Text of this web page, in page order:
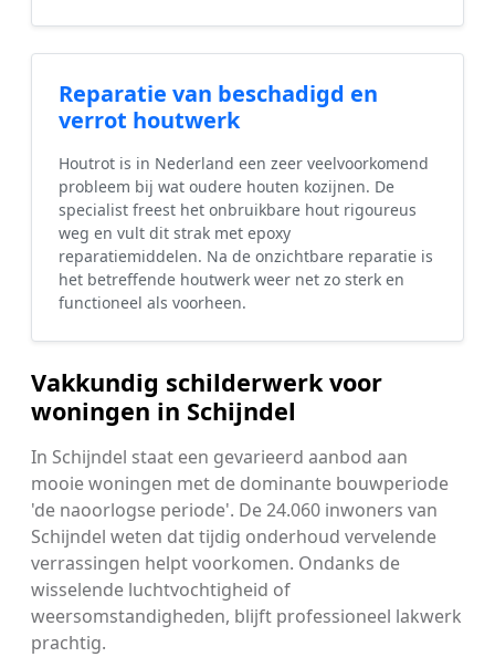
Reparatie van beschadigd en
verrot houtwerk
Houtrot is in Nederland een zeer veelvoorkomend
probleem bij wat oudere houten kozijnen. De
specialist freest het onbruikbare hout rigoureus
weg en vult dit strak met epoxy
reparatiemiddelen. Na de onzichtbare reparatie is
het betreffende houtwerk weer net zo sterk en
functioneel als voorheen.
Vakkundig schilderwerk voor
woningen in Schijndel
In Schijndel staat een gevarieerd aanbod aan
mooie woningen met de dominante bouwperiode
'de naoorlogse periode'. De 24.060 inwoners van
Schijndel weten dat tijdig onderhoud vervelende
verrassingen helpt voorkomen. Ondanks de
wisselende luchtvochtigheid of
weersomstandigheden, blijft professioneel lakwerk
prachtig.